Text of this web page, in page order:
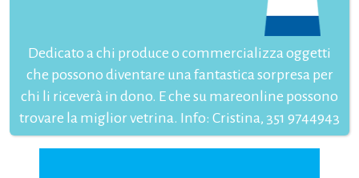
Dedicato a chi produce o commercializza oggetti
che possono diventare una fantastica sorpresa per
chi li riceverà in dono. E che su mareonline possono
trovare la miglior vetrina. Info: Cristina, 351 9744943